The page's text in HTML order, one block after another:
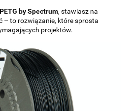
by Spectrum, stawiasz na
– to rozwiązanie, które sprosta
projektów.